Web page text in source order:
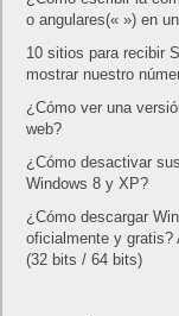
o angulares(« ») en
10 sitios para recibir
mostrar nuestro
¿Cómo ver una
web?
¿Cómo desactivar
Windows 8 y XP?
¿Cómo descargar
oficialmente y
(32 bits / 64 bits)